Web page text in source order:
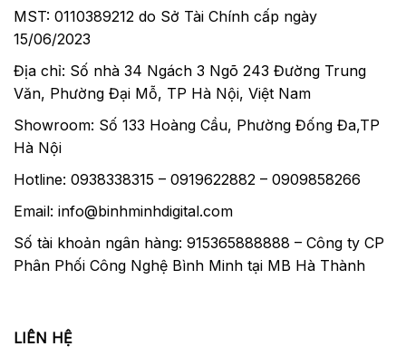
MST: 0110389212 do Sở Tài Chính cấp ngày
15/06/2023
Địa chỉ: Số nhà 34 Ngách 3 Ngõ 243 Đường Trung
Văn, Phường Đại Mỗ, TP Hà Nội, Việt Nam
Showroom: Số 133 Hoàng Cầu, Phường Đống Đa,TP
Hà Nội
Hotline: 0938338315 – 0919622882 – 0909858266
Email: info@binhminhdigital.com
Số tài khoản ngân hàng: 915365888888 – Công ty CP
Phân Phối Công Nghệ Bình Minh tại MB Hà Thành
LIÊN HỆ